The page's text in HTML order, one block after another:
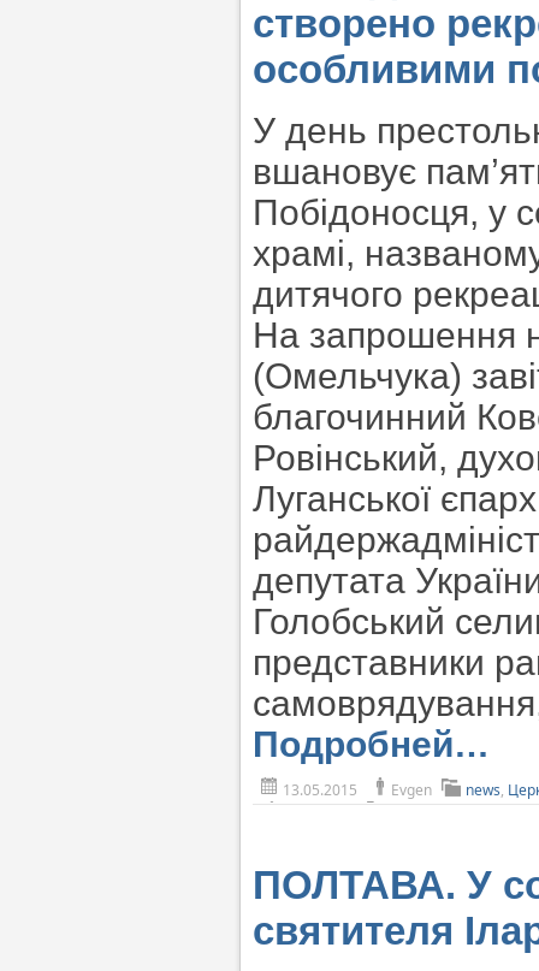
створено
особливими
У день
вшановує
Побідоносця, у
храмі,
дитячого
На запрошення
(Омельчука)
благочинний
Ровінський,
Луганської
депутата
Голобський
представники
Подробней…
13.05.2015 Evgen news,
ПОЛТАВА. У
святителя